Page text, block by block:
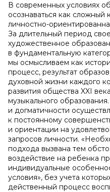
В современных условиях
осознаваться как сложный
личностно-
За длительный период
художественное
в фундаментальную
мы осмысливаем как
процесс, результат
духовной жизни каждого
развития общества XXI
музыкального
и догматичности
к постоянному
и ориентации на
запросов личности.
подхода вызвана тем
воздействие на ребенка
индивидуальные
условия», без учета
действенный процесс